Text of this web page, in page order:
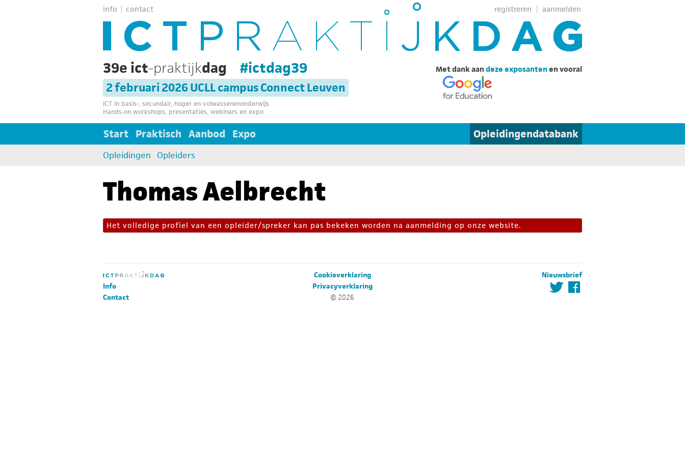
info contact aanmelden
registreren
Met dank aan deze exposantenen vooral
39e ict-praktijkdag #ictdag39
2 februari 2026 UCLL campus Connect Leuven
ICT in basis-, secundair, hoger en volwassenenonderwijs
Hands-on workshops, presentaties, webinars en expo
Start Praktisch Aanbod Expo Opleidingendatabank
Opleidingen Opleiders
Thomas Aelbrecht
Het volledige profiel van een opleider/spreker kan pas bekeken worden na aanmelding op onze website.
Info
Contact
Cookieverklaring
Privacyverklaring
© 2026
Nieuwsbrief